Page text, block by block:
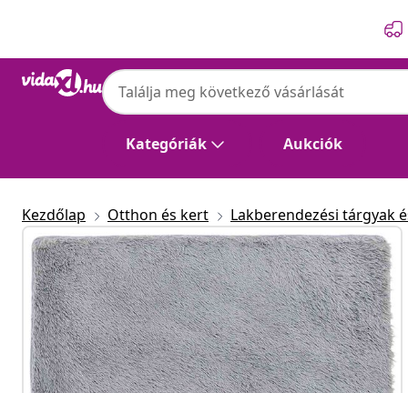
Kategóriák Aukciók
Kezdőlap Otthon és kert Lakberendezési tárgyak